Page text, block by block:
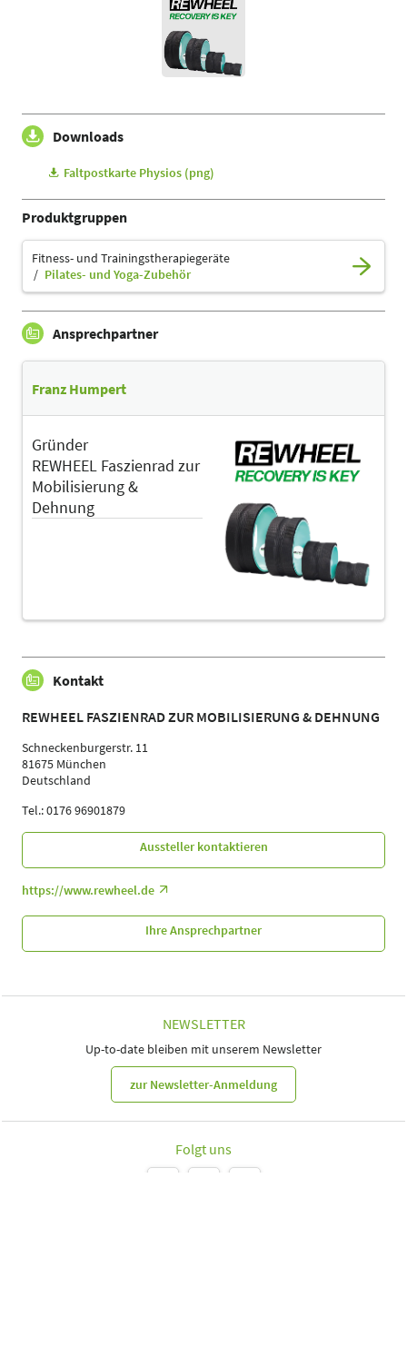
Downloads
Faltpostkarte Physios (png)
Produktgruppen
Fitness- und Trainingstherapiegeräte
Pilates- und Yoga-Zubehör
Ansprechpartner
Franz Humpert
Gründer
REWHEEL Faszienrad zur
Mobilisierung &
Dehnung
Kontakt
REWHEEL FASZIENRAD ZUR MOBILISIERUNG & DEHNUNG
Schneckenburgerstr. 11
81675 München
Deutschland
Tel.: 0176 96901879
Aussteller kontaktieren
https://www.rewheel.de
Ihre Ansprechpartner
NEWSLETTER
Up-to-date bleiben mit unserem Newsletter
zur Newsletter-Anmeldung
Folgt uns